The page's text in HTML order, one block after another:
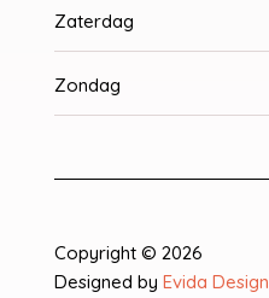
Zaterdag
Zondag
Copyright © 2026
Designed by Evida Design